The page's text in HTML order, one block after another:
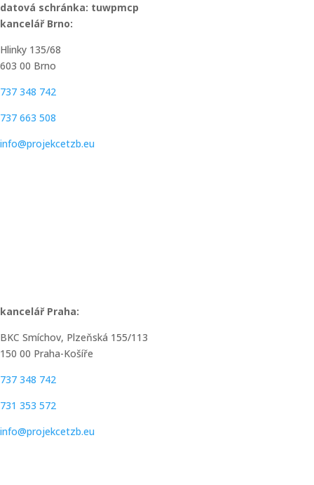
datová schránka: tuwpmcp
kancelář Brno:
Hlinky 135/68
603 00 Brno
737 348 742
737 663 508
info@projekcetzb.eu
kancelář Praha:
BKC Smíchov, Plzeňská 155/113
150 00 Praha-Košíře
737 348 742
731 353 572
info@projekcetzb.eu